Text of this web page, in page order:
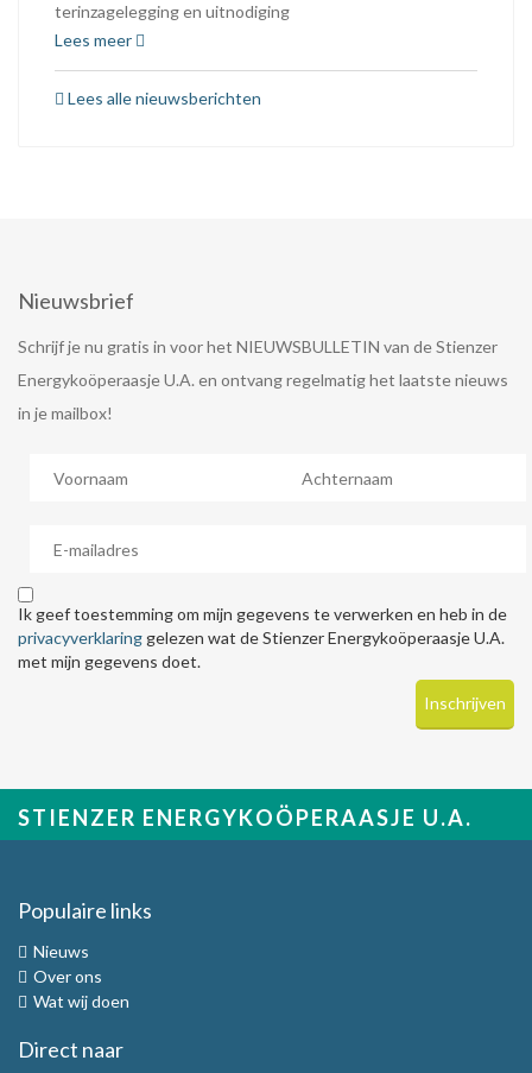
terinzagelegging en uitnodiging
Lees meer
Lees alle nieuwsberichten
Nieuwsbrief
Schrijf je nu gratis in voor het NIEUWSBULLETIN van de Stienzer
Energykoöperaasje U.A. en ontvang regelmatig het laatste nieuws
in je mailbox!
Ik geef toestemming om mijn gegevens te verwerken en heb in de
privacyverklaring gelezen wat de Stienzer Energykoöperaasje U.A.
met mijn gegevens doet.
STIENZER ENERGYKOÖPERAASJE U.A.
Populaire links
Nieuws
Over ons
Wat wij doen
Direct naar